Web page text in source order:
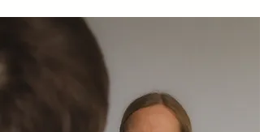
ganz - gehimmelt UND geerdet.
Heute bin ich Raumhalterin für kleine,
intime, nährende sowie große,
kraftvolle Entwicklungs- und
Transformationsräume. Durch meine
intensive Lebenserfahrung habe ich